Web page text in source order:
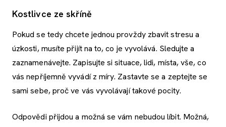
Kostlivce ze skříně
Pokud se tedy chcete jednou provždy zbavit stresu a
úzkosti, musíte přijít na to, co je vyvolává. Sledujte a
zaznamenávejte. Zapisujte si situace, lidi, místa, vše, co
vás nepříjemně vyvádí z míry. Zastavte se a zeptejte se
sami sebe, proč ve vás vyvolávají takové pocity.
Odpovědi přijdou a možná se vám nebudou líbit. Možná,